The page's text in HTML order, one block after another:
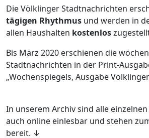
Die Völklinger Stadtnachrichten
tägigen Rhythmus und werden in
allen Haushalten kostenlos
Bis März 2020 erschienen die
Stadtnachrichten in der Print-
„Wochenspiegels, Ausgabe
In unserem Archiv sind alle
auch online einlesbar und stehen
bereit. ↓